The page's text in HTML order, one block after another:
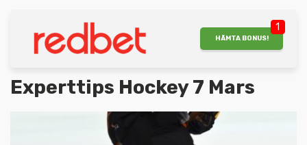
1
HÄMTA BONUS!
Experttips Hockey 7 Mars